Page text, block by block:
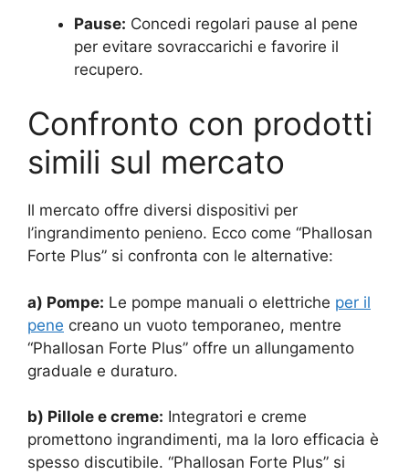
Pause: Concedi regolari pause al pene
per evitare sovraccarichi e favorire il
recupero.
Confronto con prodotti
simili sul mercato
Il mercato offre diversi dispositivi per
l’ingrandimento penieno. Ecco come “Phallosan
Forte Plus” si confronta con le alternative:
a) Pompe: Le pompe manuali o elettriche per il
pene creano un vuoto temporaneo, mentre
“Phallosan Forte Plus” offre un allungamento
graduale e duraturo.
b) Pillole e creme: Integratori e creme
promettono ingrandimenti, ma la loro efficacia è
spesso discutibile. “Phallosan Forte Plus” si